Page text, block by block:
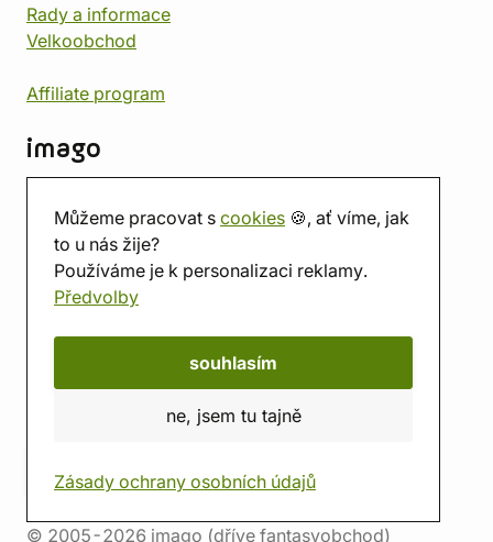
Můžeme pracovat s cookies 🍪, ať víme, jak
to u nás žije?
Používáme je k personalizaci reklamy.
Předvolby
souhlasím
ne, jsem tu tajně
Zásady ochrany osobních údajů
Rady a informace
Velkoobchod
Affiliate program
imago
Prodejna
Herna
O nás
Hodnocení obchodu
© 2005-2026 imago (dříve fantasyobchod)